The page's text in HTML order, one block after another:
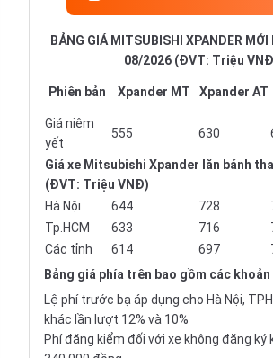
BẢNG GIÁ MITSUBISHI XPANDER
08/2026 (ĐVT: Triệu
Phiên bản Xpander MT Xpander AT
Giá niêm
yết
555 630
Giá xe Mitsubishi Xpander lăn bánh
(ĐVT: Triệu VNĐ)
Hà Nội
644 728
Tp.HCM
633 716
Các tỉnh
614 697
Bảng giá phía trên bao gồm các khoản
Lệ phí trước bạ áp dụng cho Hà Nội,
khác lần lượt 12% và 10%
Phí đăng kiểm đối với xe không đăng ký